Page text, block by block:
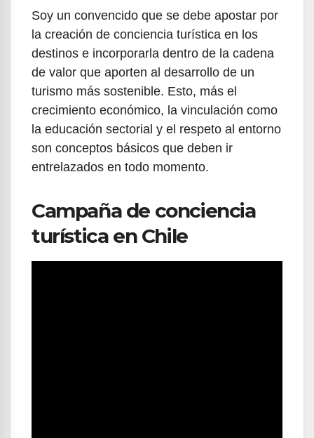
Soy un convencido que se debe apostar por
la creación de conciencia turística en los
destinos e incorporarla dentro de la cadena
de valor que aporten al desarrollo de un
turismo más sostenible. Esto, más el
crecimiento económico, la vinculación como
la educación sectorial y el respeto al entorno
son conceptos básicos que deben ir
entrelazados en todo momento.
Campaña de conciencia
turística en Chile